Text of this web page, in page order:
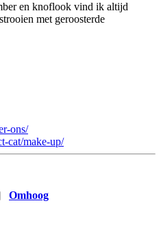
en knoflook vind ik altijd
met geroosterde
ons/
cat/make-up/
Omhoog